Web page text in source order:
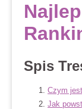
Spis
Czym
Jak